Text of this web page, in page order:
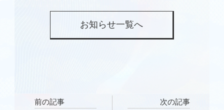
お知らせ一覧へ
前の記事 次の記事